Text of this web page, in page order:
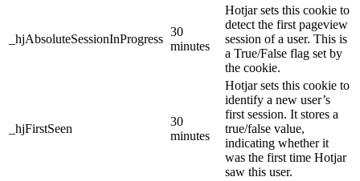
_hjAbsoluteSessionInProgress
30
minutes
Hotjar sets this cookie to
detect the first pageview
session of a user. This is
a True/False flag set by
the cookie.
_hjFirstSeen
30
minutes
Hotjar sets this cookie to
identify a new user’s
first session. It stores a
true/false value,
indicating whether it
was the first time Hotjar
saw this user.